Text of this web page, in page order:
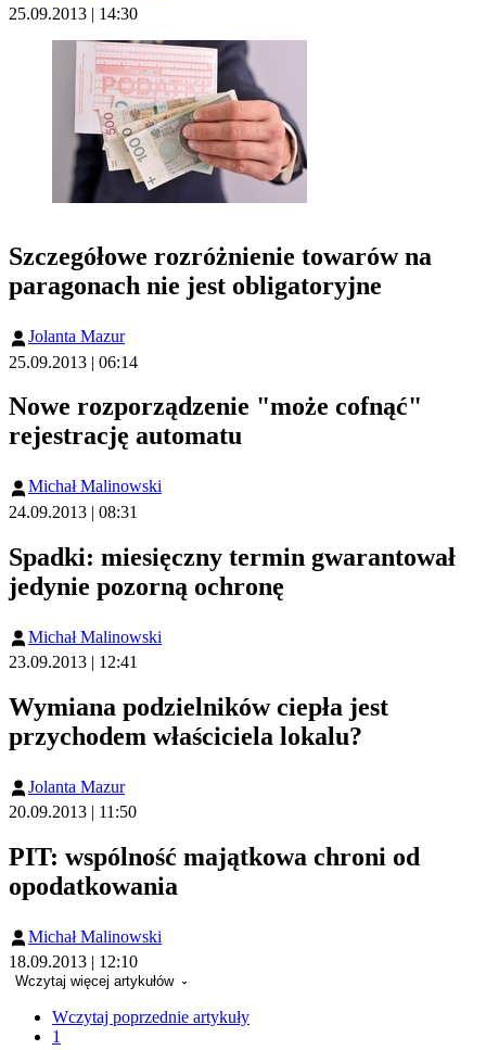
25.09.2013 | 14:30
Szczegółowe rozróżnienie towarów na
paragonach nie jest obligatoryjne
Jolanta Mazur
25.09.2013 | 06:14
Nowe rozporządzenie "może cofnąć"
rejestrację automatu
Michał Malinowski
24.09.2013 | 08:31
Spadki: miesięczny termin gwarantował
jedynie pozorną ochronę
Michał Malinowski
23.09.2013 | 12:41
Wymiana podzielników ciepła jest
przychodem właściciela lokalu?
Jolanta Mazur
20.09.2013 | 11:50
PIT: wspólność majątkowa chroni od
opodatkowania
Michał Malinowski
18.09.2013 | 12:10
Wczytaj więcej artykułów
Wczytaj poprzednie artykuły
1